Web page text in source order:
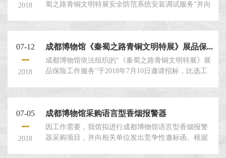
2018
蜀之路青铜文明特展安全防范系统安装调试服务”并向
成都煜盛锋科技有限公司 91442.4 成都语灏科技有限
公司 9318...
07-12
2018
成都博物馆《秦蜀之路青铜文明特展》展品保...
成都博物馆依法组织的“《秦蜀之路青铜文明特展》展
品保险工作服务”于2018年7月10日邀请招标，比选工
分公司国际业务营业部 94,105.00元 2...
07-05
2018
成都博物馆采购语言型香烟报警器
因工作需要，我馆拟进行成都博物馆语言型香烟报警
器采购项目，并向相关单位发出竞争性邀标函。根据